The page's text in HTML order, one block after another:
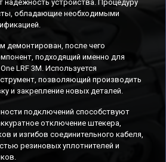
надёжность устройства. Процедуру
обладающие необходимыми
демонтирован, после чего
подходящий именно для
LRF 3M. Используется
позволяющий производить
и закрепление новых деталей.
подключений способствуют
отключение штекера,
и изгибов соединительного кабеля,
резиновых уплотнителей и